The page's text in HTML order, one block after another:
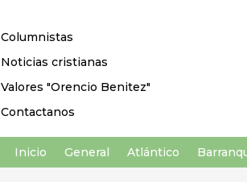
Columnistas
Noticias cristianas
Valores "Orencio Benitez"
Contactanos
Inicio General Atlántico